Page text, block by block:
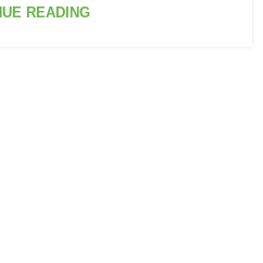
READING